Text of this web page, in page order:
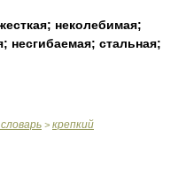
неколебимая;
несгибаемая; стальная;
> крепкий